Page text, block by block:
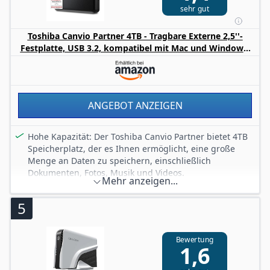
Sofort einsatzbereit ohne zusätzliche Installation.
Kompatibel mit Windows 10 und höher sowie Mac OS
10.x und höher.
Stabiles Kunststoffgehäuse in Schwarz mit integrierter
LED-Statusanzeige. Lieferung inklusive USB-A Kabel für
eine schnelle und unkomplizierte Verbindung.
sehr gut
Toshiba Canvio Partner 4TB - Tragbare Externe 2,5''-
Festplatte, USB 3.2, kompatibel mit Mac und Windows.
(HDTB540EK3CB)
ANGEBOT ANZEIGEN
Hohe Kapazität: Der Toshiba Canvio Partner bietet 4TB
Speicherplatz, der es Ihnen ermöglicht, eine große
Menge an Daten zu speichern, einschließlich
Dokumenten, Fotos, Musik und Videos.
Schnelle Übertragungsgeschwindigkeit: Mit seiner USB
3.0-Schnittstelle bietet diese externe Festplatte eine
wodurch es einfach ist, große Dateien schnell zu
übertragen.
Einfache Handhabung: Schließen Sie einfach diese
externe Festplatte an den USB-Anschluss Ihres
Mehr anzeigen...
5
Bewertung
1,6